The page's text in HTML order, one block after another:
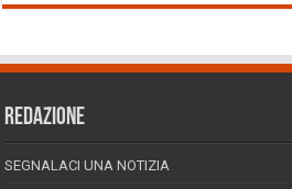
REDAZIONE
SEGNALACI UNA NOTIZIA